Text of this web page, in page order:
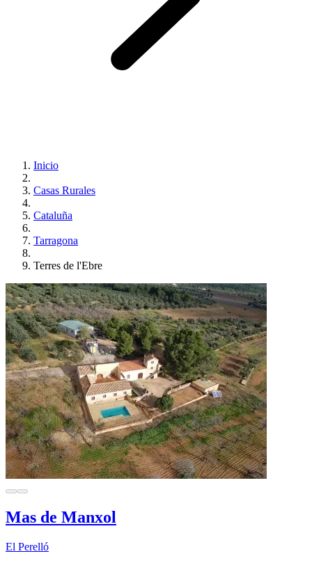
Inicio
Casas Rurales
Cataluña
Tarragona
Terres de l'Ebre
Mas de Manxol
El Perelló